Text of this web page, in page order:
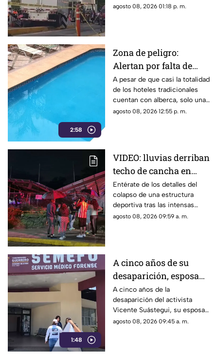
daños; este fue el saldo.
agosto 08, 2026 01:18 p. m.
2:58
Zona de peligro:
Alertan por falta de
medidas de seguridad
en albercas de hoteles
tradicionales
A pesar de que casi la totalidad
de los hoteles tradicionales
cuentan con alberca, solo una
mínima parte dispone de
agosto 08, 2026 12:55 p. m.
VIDEO: lluvias derriban
techo de cancha en
Chilpancingo; hubo
lesionados
Entérate de los detalles del
colapso de una estructura
deportiva tras las intensas
precipitaciones y el reporte de
agosto 08, 2026 09:59 a. m.
1:48
A cinco años de su
desaparición, esposa
de Vicente Suástegui
acude al Semefo en
Chilpancingo
A cinco años de la
desaparición del activista
Vicente Suástegui, su esposa
acudió al Semefo de
agosto 08, 2026 09:45 a. m.